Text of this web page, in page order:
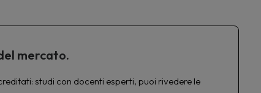
mercato.
studi con docenti esperti, puoi rivedere le